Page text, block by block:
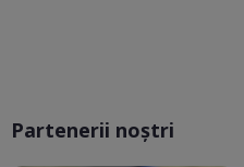
Partenerii noștri